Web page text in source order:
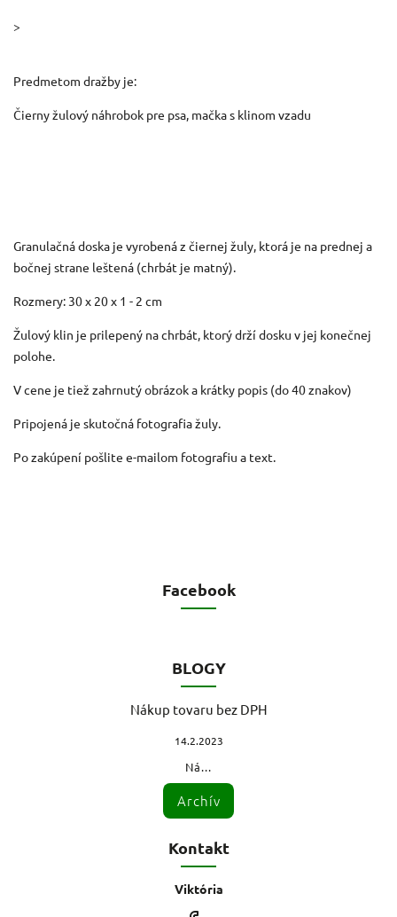
>
Predmetom dražby je:
Čierny žulový náhrobok pre psa, mačka s klinom vzadu
Granulačná doska je vyrobená z čiernej žuly, ktorá je na prednej a
bočnej strane leštená (chrbát je matný).
Rozmery: 30 x 20 x 1 - 2 cm
Žulový klin je prilepený na chrbát, ktorý drží dosku v jej konečnej
polohe.
V cene je tiež zahrnutý obrázok a krátky popis (do 40 znakov)
Pripojená je skutočná fotografia žuly.
Po zakúpení pošlite e-mailom fotografiu a text.
Facebook
BLOGY
Nákup tovaru bez DPH
14.2.2023
Ná...
Archív
Kontakt
Viktória